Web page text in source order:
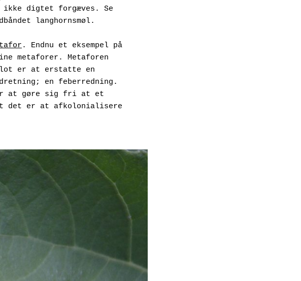
digtet forgæves. Se
langhornsmøl.
. Endnu et eksempel på
metaforer. Metaforen
er at erstatte en
en feberredning.
at gøre sig fri at et
det er at afkolonialisere